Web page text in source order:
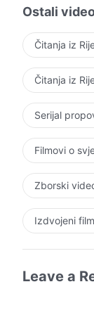
onih koji su
postupak
prokletstva.
Njegove
se da je ovo
Ostali
Čitanja iz
Čitanja iz
Serijal
Filmovi o
Zborski
Izdvojeni
Leave a